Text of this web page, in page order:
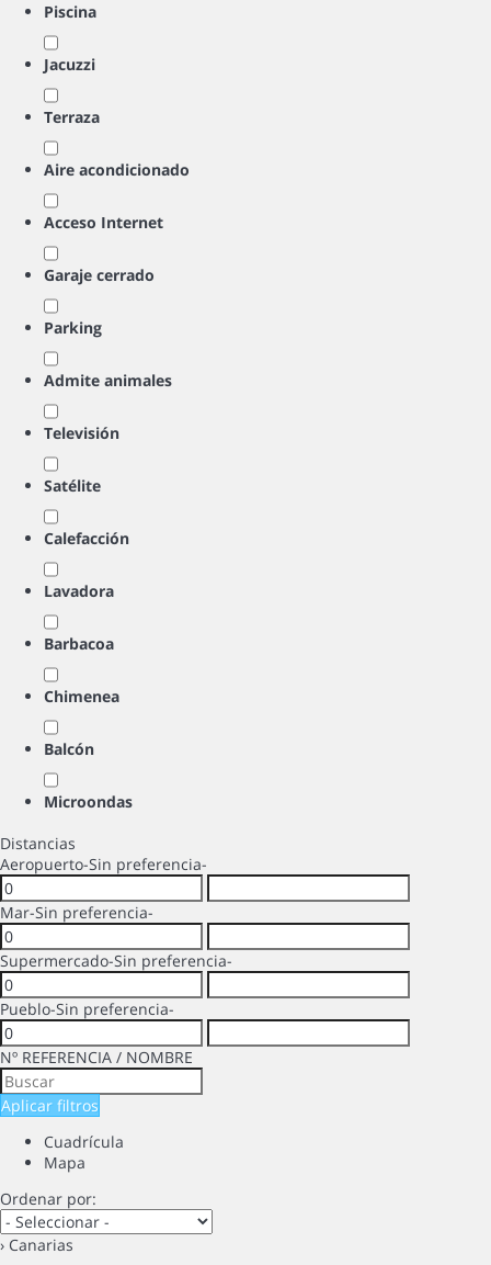
Piscina
Jacuzzi
Terraza
Aire acondicionado
Acceso Internet
Garaje cerrado
Parking
Admite animales
Televisión
Satélite
Calefacción
Lavadora
Barbacoa
Chimenea
Balcón
Microondas
Distancias
Aeropuerto-Sin preferencia-
Mar-Sin preferencia-
Supermercado-Sin preferencia-
Pueblo-Sin preferencia-
Nº REFERENCIA / NOMBRE
Aplicar filtros
Cuadrícula
Mapa
Ordenar por:
› Canarias